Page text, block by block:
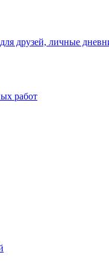
друзей, личные
работ